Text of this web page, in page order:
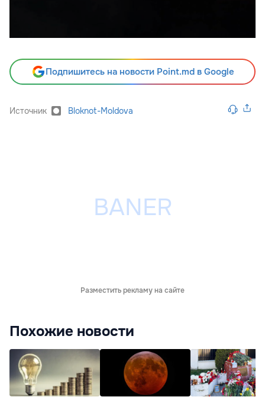
Подпишитесь на новости Point.md в Google
Источник Bloknot-Moldova
Разместить рекламу на сайте
Похожие новости